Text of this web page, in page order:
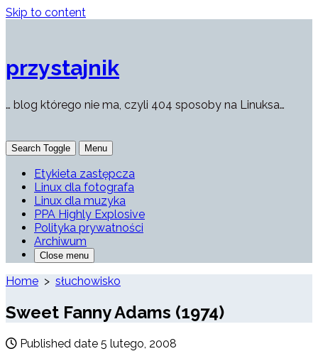
Skip to content
przystajnik
… blog którego nie ma, czyli 404 sposoby na Linuksa…
Search Toggle Menu
Etykieta zastępcza
Linux dla fotografa
Linux dla muzyka
PPA Highly Explosive
Polityka prywatności
Archiwum
Close menu
Home > słuchowisko
Sweet Fanny Adams (1974)
Published date 5 lutego, 2008